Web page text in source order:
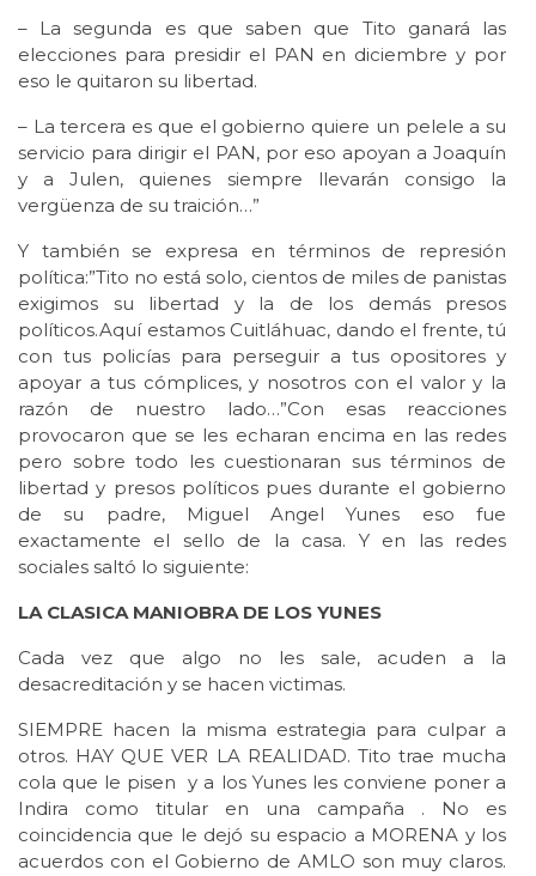
– La segunda es que saben que Tito ganará las
elecciones para presidir el PAN en diciembre y por
eso le quitaron su libertad.
– La tercera es que el gobierno quiere un pelele a su
servicio para dirigir el PAN, por eso apoyan a Joaquín
y a Julen, quienes siempre llevarán consigo la
vergüenza de su traición…”
Y también se expresa en términos de represión
política:”Tito no está solo, cientos de miles de panistas
exigimos su libertad y la de los demás presos
políticos.Aquí estamos Cuitláhuac, dando el frente, tú
con tus policías para perseguir a tus opositores y
apoyar a tus cómplices, y nosotros con el valor y la
razón de nuestro lado…”Con esas reacciones
provocaron que se les echaran encima en las redes
pero sobre todo les cuestionaran sus términos de
libertad y presos políticos pues durante el gobierno
de su padre, Miguel Angel Yunes eso fue
exactamente el sello de la casa. Y en las redes
sociales saltó lo siguiente:
LA CLASICA MANIOBRA DE LOS YUNES
Cada vez que algo no les sale, acuden a la
desacreditación y se hacen victimas.
SIEMPRE hacen la misma estrategia para culpar a
otros. HAY QUE VER LA REALIDAD. Tito trae mucha
cola que le pisen y a los Yunes les conviene poner a
Indira como titular en una campaña . No es
coincidencia que le dejó su espacio a MORENA y los
acuerdos con el Gobierno de AMLO son muy claros.